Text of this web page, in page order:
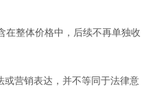
在整体价格中，后续不再单独收
或营销表达，并不等同于法律意